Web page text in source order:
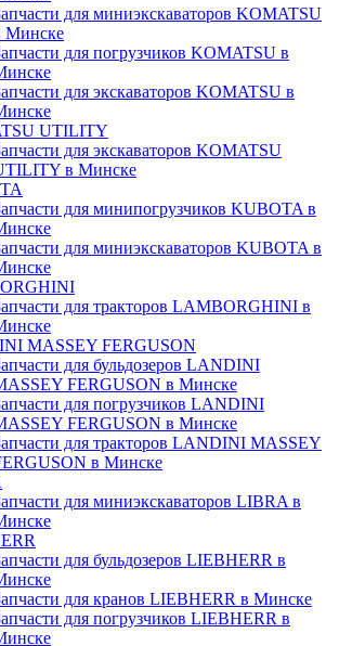
для миниэкскаваторов KOMATSU
Минске
для погрузчиков KOMATSU в
для экскаваторов KOMATSU в
UTILITY
для экскаваторов KOMATSU
в Минске
для минипогрузчиков KUBOTA в
для миниэкскаваторов KUBOTA в
для тракторов LAMBORGHINI в
MASSEY FERGUSON
для бульдозеров LANDINI
FERGUSON в Минске
для погрузчиков LANDINI
FERGUSON в Минске
для тракторов LANDINI MASSEY
в Минске
для миниэкскаваторов LIBRA в
для бульдозеров LIEBHERR в
для кранов LIEBHERR в Минске
для погрузчиков LIEBHERR в